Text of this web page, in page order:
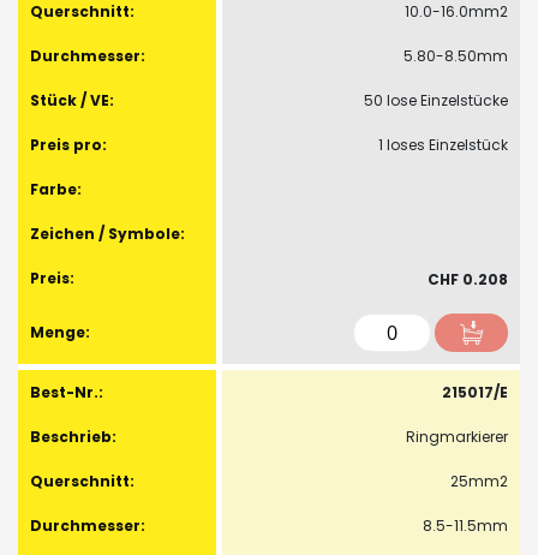
10.0-16.0mm2
5.80-8.50mm
50 lose Einzelstücke
1 loses Einzelstück
CHF 0.208
215017/E
Ringmarkierer
25mm2
8.5-11.5mm